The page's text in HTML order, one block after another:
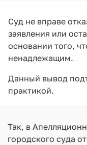
Суд не вправе
заявления или
основании того,
ненадлежащим.
Данный вывод
практикой.
Так, в
городского суда